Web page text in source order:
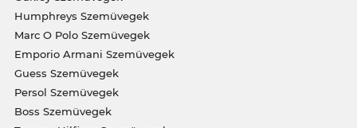
Humphreys Szemüvegek
Marc O Polo Szemüvegek
Emporio Armani Szemüvegek
Guess Szemüvegek
Persol Szemüvegek
Boss Szemüvegek